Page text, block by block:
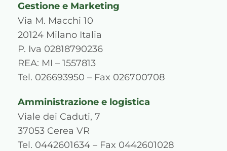
t
a
g
r
a
m
e
b
o
o
k
t
e
s
Gestione e Marketing
Via M. Macchi 10
20124 Milano Italia
P. Iva 02818790236
REA: MI – 1557813
Tel. 026693950 – Fax 026700708
Amministrazione e logistica
Viale dei Caduti, 7
37053 Cerea VR
Tel. 0442601634 – Fax 0442601028